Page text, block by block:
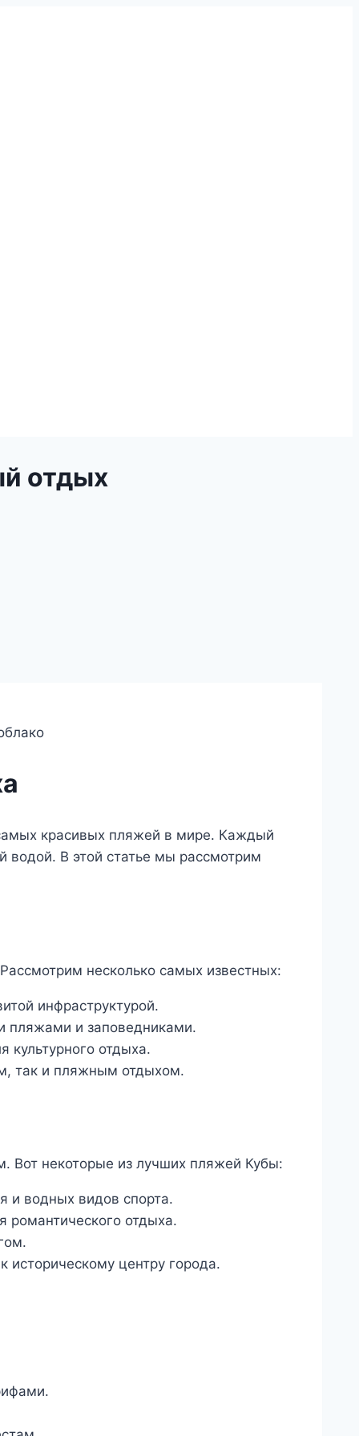
отдых
красивых пляжей в мире. Каждый
водой. В этой статье мы рассмотрим
несколько самых известных:
инфраструктурой.
пляжами и заповедниками.
отдыха.
так и пляжным отдыхом.
Вот некоторые из лучших пляжей Кубы:
водных видов спорта.
отдыха.
историческому центру города.